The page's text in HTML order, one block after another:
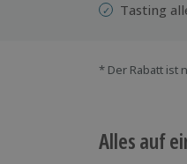
Tasting
* Der Rabatt ist
Alles auf